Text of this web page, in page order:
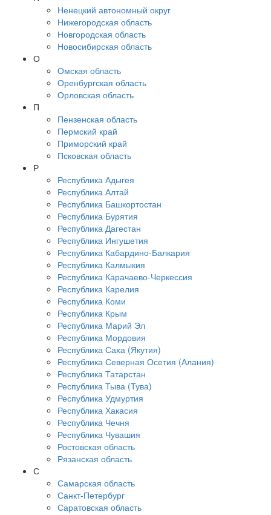
Ненецкий автономный округ
Нижегородская область
Новгородская область
Новосибирская область
О
Омская область
Оренбургская область
Орловская область
П
Пензенская область
Пермский край
Приморский край
Псковская область
Р
Республика Адыгея
Республика Алтай
Республика Башкортостан
Республика Бурятия
Республика Дагестан
Республика Ингушетия
Республика Кабардино-Балкария
Республика Калмыкия
Республика Карачаево-Черкессия
Республика Карелия
Республика Коми
Республика Крым
Республика Марий Эл
Республика Мордовия
Республика Саха (Якутия)
Республика Северная Осетия (Алания)
Республика Татарстан
Республика Тыва (Тува)
Республика Удмуртия
Республика Хакасия
Республика Чечня
Республика Чувашия
Ростовская область
Рязанская область
С
Самарская область
Санкт-Петербург
Саратовская область